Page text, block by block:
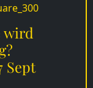
wird
Sept